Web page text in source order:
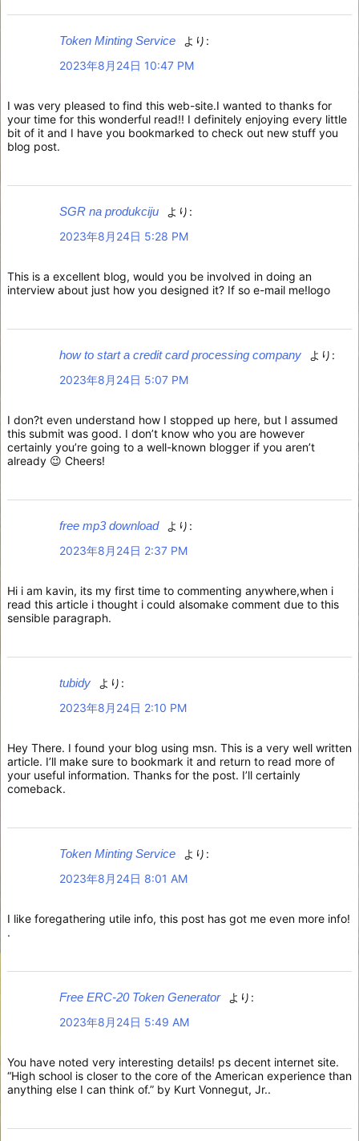
Token Minting Service
より:
2023年8月24日 10:47 PM
I was very pleased to find this web-site.I wanted to thanks for
your time for this wonderful read!! I definitely enjoying every little
bit of it and I have you bookmarked to check out new stuff you
blog post.
SGR na produkciju
より:
2023年8月24日 5:28 PM
This is a excellent blog, would you be involved in doing an
interview about just how you designed it? If so e-mail me!logo
how to start a credit card processing company
より:
2023年8月24日 5:07 PM
I don?t even understand how I stopped up here, but I assumed
this submit was good. I don’t know who you are however
certainly you’re going to a well-known blogger if you aren’t
already 😉 Cheers!
free mp3 download
より:
2023年8月24日 2:37 PM
Hi i am kavin, its my first time to commenting anywhere,when i
read this article i thought i could alsomake comment due to this
sensible paragraph.
tubidy
より:
2023年8月24日 2:10 PM
Hey There. I found your blog using msn. This is a very well written
article. I’ll make sure to bookmark it and return to read more of
your useful information. Thanks for the post. I’ll certainly
comeback.
Token Minting Service
より:
2023年8月24日 8:01 AM
I like foregathering utile info, this post has got me even more info!
.
Free ERC-20 Token Generator
より:
2023年8月24日 5:49 AM
You have noted very interesting details! ps decent internet site.
“High school is closer to the core of the American experience than
anything else I can think of.” by Kurt Vonnegut, Jr..